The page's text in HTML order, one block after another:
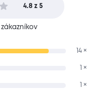
4.8 z 5
zákazníkov
14 ×
1 ×
1 ×